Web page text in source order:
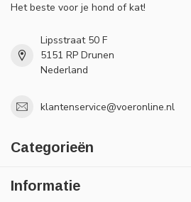
Het beste voor je hond of kat!
Lipsstraat 50 F
5151 RP Drunen
Nederland
klantenservice@voeronline.nl
Categorieën
Informatie